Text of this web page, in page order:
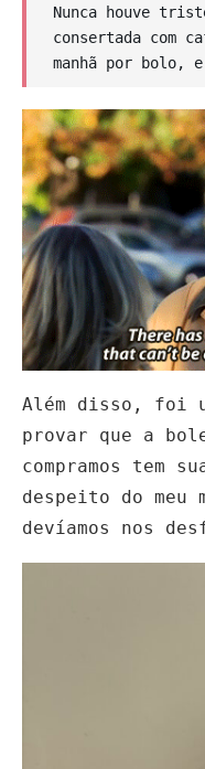
Nunca houve
consertada com
manhã por bolo,
Além disso, foi
provar que a
compramos tem
despeito do meu
devíamos nos